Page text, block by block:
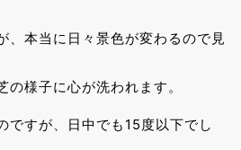
、本当に日々景色が変わるので見
様子に心が洗われます。
ですが、日中でも15度以下でし